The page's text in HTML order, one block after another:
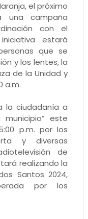
el próximo
una campaña
con el
estará
que se
y los lentes, la
de la Unidad y
a.m.
la ciudadanía a
este
p.m. por los
y diversas
de
realizando la
Santos 2024,
por los